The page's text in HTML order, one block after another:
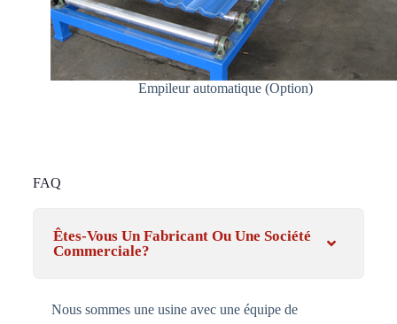
Empileur automatique (Option)
FAQ
Êtes-Vous Un Fabricant Ou Une Société
Commerciale?
Nous sommes une usine avec une équipe de